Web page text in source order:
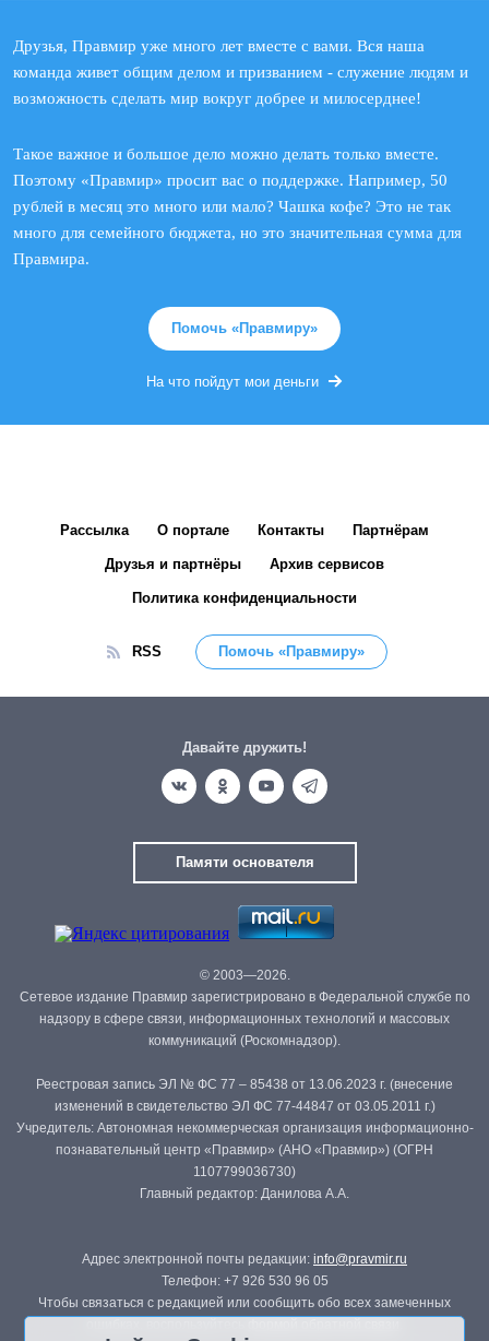
Друзья, Правмир уже много лет вместе с вами. Вся наша
команда живет общим делом и призванием - служение людям и
возможность сделать мир вокруг добрее и милосерднее!
Такое важное и большое дело можно делать только вместе.
Поэтому «Правмир» просит вас о поддержке. Например, 50
рублей в месяц это много или мало? Чашка кофе? Это не так
много для семейного бюджета, но это значительная сумма для
Правмира.
Помочь «Правмиру»
На что пойдут мои деньги
Рассылка О портале Контакты Партнёрам
Друзья и партнёры Архив сервисов
Политика конфиденциальности
RSS Помочь «Правмиру»
Давайте дружить!
Памяти основателя
© 2003—2026.
Сетевое издание Правмир зарегистрировано в Федеральной службе по
надзору в сфере связи, информационных технологий и массовых
коммуникаций (Роскомнадзор).
Реестровая запись ЭЛ № ФС 77 – 85438 от 13.06.2023 г. (внесение
изменений в свидетельство ЭЛ ФС 77-44847 от 03.05.2011 г.)
Учредитель: Автономная некоммерческая организация информационно-
познавательный центр «Правмир» (АНО «Правмир») (ОГРН
1107799036730)
Главный редактор: Данилова А.А.
Адрес электронной почты редакции: info@pravmir.ru
Телефон: +7 926 530 96 05
Чтобы связаться с редакцией или сообщить обо всех замеченных